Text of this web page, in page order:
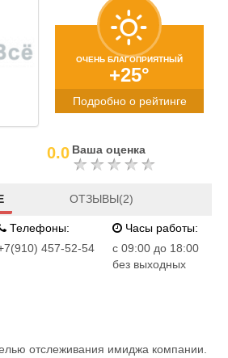
ОЧЕНЬ БЛАГОПРИЯТНЫЙ
+25°
Подробно о рейтинге
0.0 Ваша оценка
ОТЗЫВЫ(2)
Телефоны:
457-52-54
Часы работы:
c 09:00 до 18:00
без выходных
отслеживания имиджа компании.